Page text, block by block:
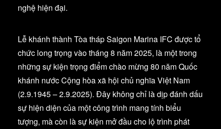
nghệ hiện đại.
Lễ khánh thành Tòa tháp Saigon Marina IFC được tổ
chức long trọng vào tháng 8 năm 2025, là một trong
những sự kiện trọng điểm chào mừng 80 năm Quốc
khánh nước Cộng hòa xã hội chủ nghĩa Việt Nam
(2.9.1945 – 2.9.2025). Đây không chỉ là dịp đánh dấu
sự hiện diện của một công trình mang tính biểu
tượng, mà còn là sự kiện mở đầu cho lộ trình phát